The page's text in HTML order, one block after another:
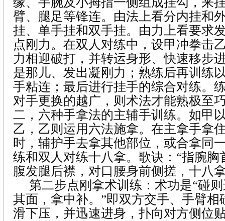
臂、腿足等锋连。由法上看分内挂和
挂、单手挂和双手挂。由力上看要求
点刚力。在双人对练中，设甲冲拳击
力相迎破打，并转运身形、快速移步
是那儿、发出凝刚力；熟练后再训练
手粘连；最后进行挂手的综合对练。
对手更换的越广，则术法才能熟极至
二，六种手拿法的主辅手训练。如甲
乙，乙则运用六法施拿。在主拿手拿
时，辅护手去拿其他部位，或合拿同
练和双人对练十八拿。歌诀：“指腕胸
腹发腿后襟，对口腰身前侧搓，十八
第二步点刚拿术训练：术功是“碰
其面，拿中补。”即双方交手、手臂相
滑下压，并迅速进身，扑向对方侧位